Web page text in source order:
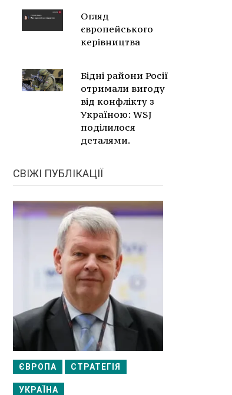
Огляд
європейського
керівництва
Бідні райони Росії
отримали вигоду
від конфлікту з
Україною: WSJ
поділилося
деталями.
СВІЖІ ПУБЛІКАЦІЇ
ЄВРОПА СТРАТЕГІЯ
УКРАЇНА